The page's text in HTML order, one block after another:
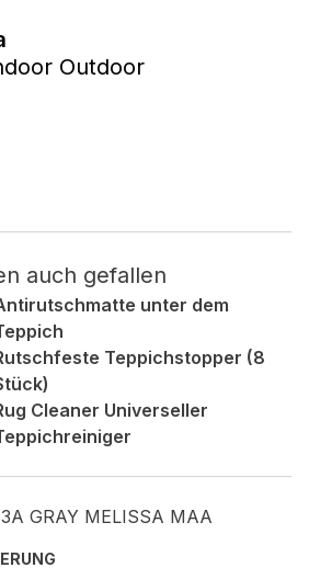
Outdoor
auch gefallen
unter dem
Teppichstopper (8
Cleaner Universeller
GRAY MELISSA MAA
Das Ziel ist es, Anzeigen
einzelnen Benutzer relevant und
somit wertvoller für Herausgeber und
Cookies sind solche, die
noch keiner Kategorie zugeordnet
Alle ablehnen
speichern
Alle akzeptieren